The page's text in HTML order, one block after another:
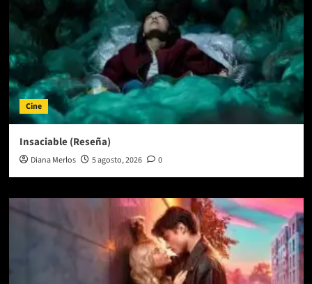
Cine
Insaciable (Reseña)
Diana Merlos 5 agosto, 2026 0